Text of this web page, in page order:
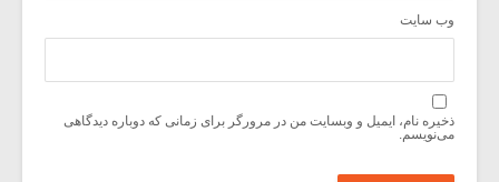
وب‌ سایت
ذخیره نام، ایمیل و وبسایت من در مرورگر برای زمانی که دوباره دیدگاهی
می‌نویسم.